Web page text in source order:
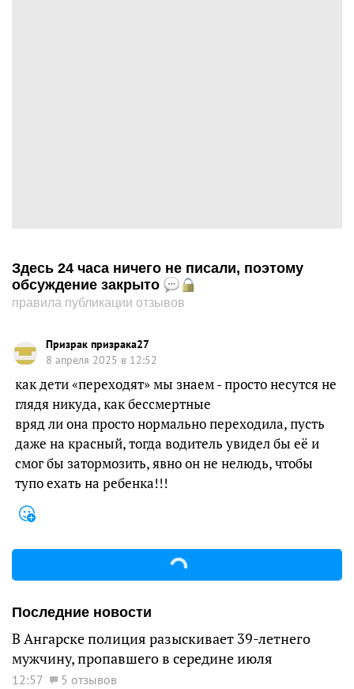
Здесь 24 часа ничего не писали, поэтому
обсуждение закрыто
правила публикации отзывов
Призрак призрака27
8 апреля 2025 в 12:52
как дети «переходят» мы знаем - просто несутся не
глядя никуда, как бессмертные
вряд ли она просто нормально переходила, пусть
даже на красный, тогда водитель увидел бы её и
смог бы затормозить, явно он не нелюдь, чтобы
тупо ехать на ребенка!!!
Последние новости
В Ангарске полиция разыскивает 39-летнего
мужчину, пропавшего в середине июля
12:57 5 отзывов